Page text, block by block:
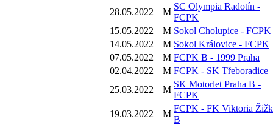
28.05.2022
M
SC Olympia Radotín -
FCPK
15.05.2022
M Sokol Cholupice -
14.05.2022
M Sokol Královice - FCPK
07.05.2022
M FCPK B - 1999 Praha
02.04.2022
M FCPK - SK Třeboradice
25.03.2022
M
SK Motorlet Praha B -
FCPK
19.03.2022
M
FCPK - FK Viktoria
B